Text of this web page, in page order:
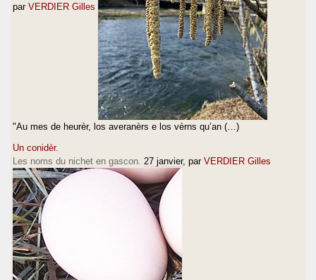
par VERDIER Gilles
"Au mes de heurèr, los averanèrs e los vèrns qu’an (…)
Un conidèr.
Les noms du nichet en gascon. 27 janvier, par VERDIER Gilles